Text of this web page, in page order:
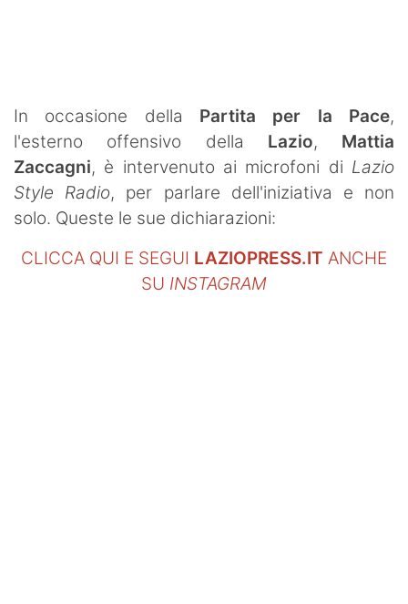
Contatti
In occasione della Partita per la Pace,
l'esterno offensivo della Lazio, Mattia
Zaccagni, è intervenuto ai microfoni di Lazio
Style Radio, per parlare dell'iniziativa e non
solo. Queste le sue dichiarazioni:
CLICCA QUI E SEGUI LAZIOPRESS.IT ANCHE
SU INSTAGRAM